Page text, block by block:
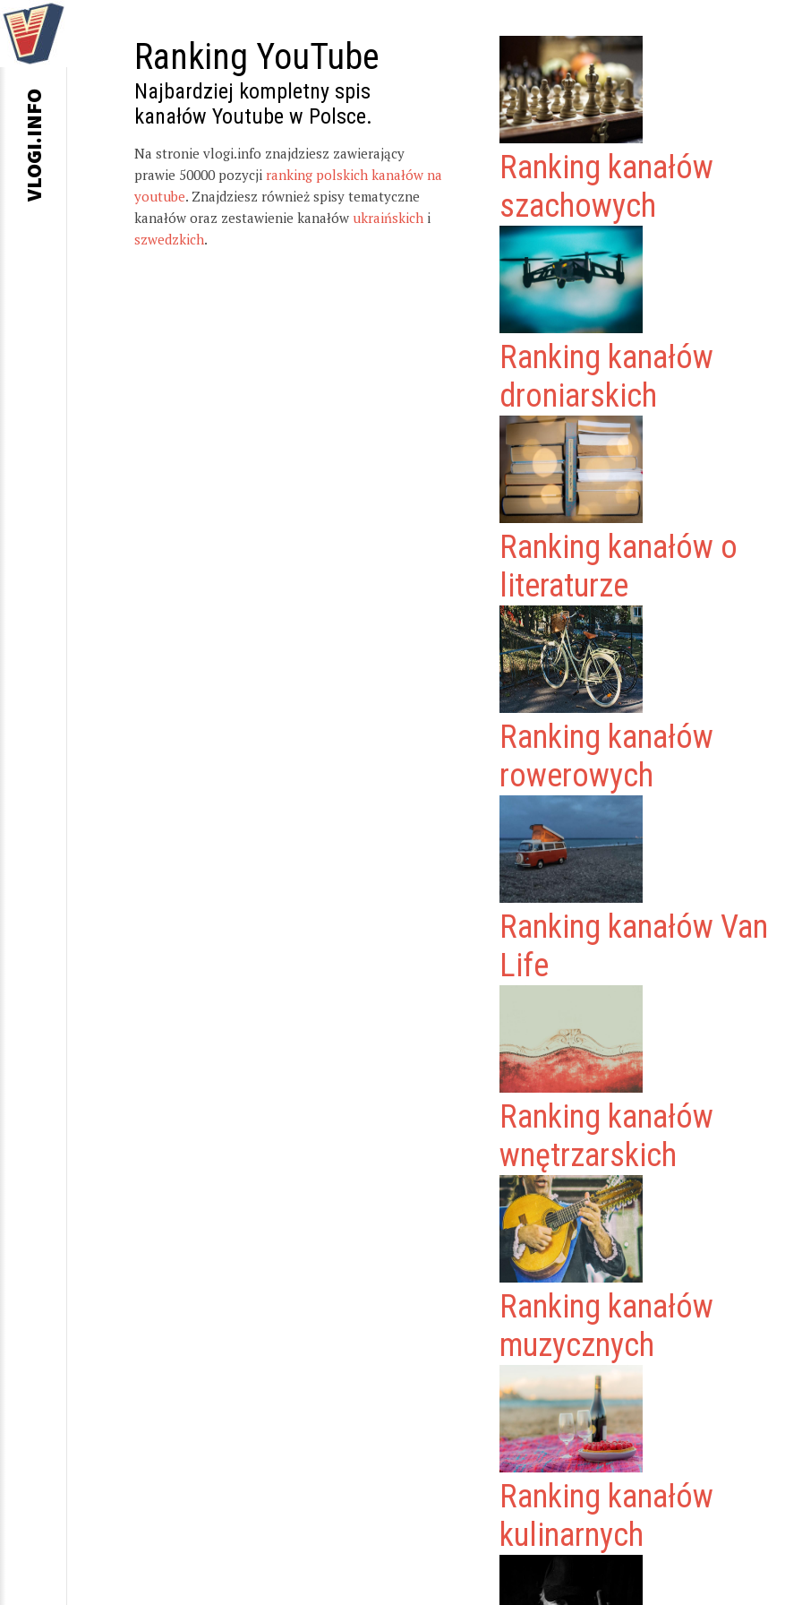
Ranking YouTube
Najbardziej kompletny spis
kanałów Youtube w Polsce.
Na stronie vlogi.info znajdziesz zawierający
prawie 50000 pozycji ranking polskich kanałów na
youtube. Znajdziesz również spisy tematyczne
kanałów oraz zestawienie kanałów ukraińskich i
szwedzkich.
Ranking kanałów
szachowych
Ranking kanałów
droniarskich
Ranking kanałów o
literaturze
Ranking kanałów
rowerowych
Ranking kanałów Van
Life
Ranking kanałów
wnętrzarskich
Ranking kanałów
muzycznych
Ranking kanałów
kulinarnych
VLOGI.INFO